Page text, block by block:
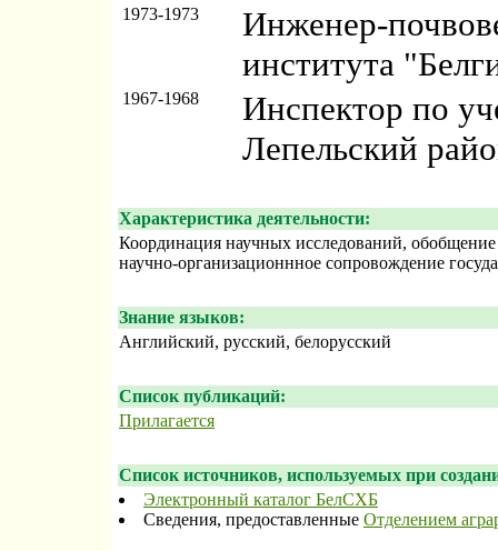
1973-1973
Инженер-
института
1967-1968
Инспектор по
Лепельский
Характеристика деятельности:
Координация научных исследований,
научно-организационнное сопровождение
Знание языков:
Английский, русский, белорусский
Список публикаций:
Прилагается
Список источников, используемых при
Электронный каталог БелСХБ
Сведения, предоставленные Отделением